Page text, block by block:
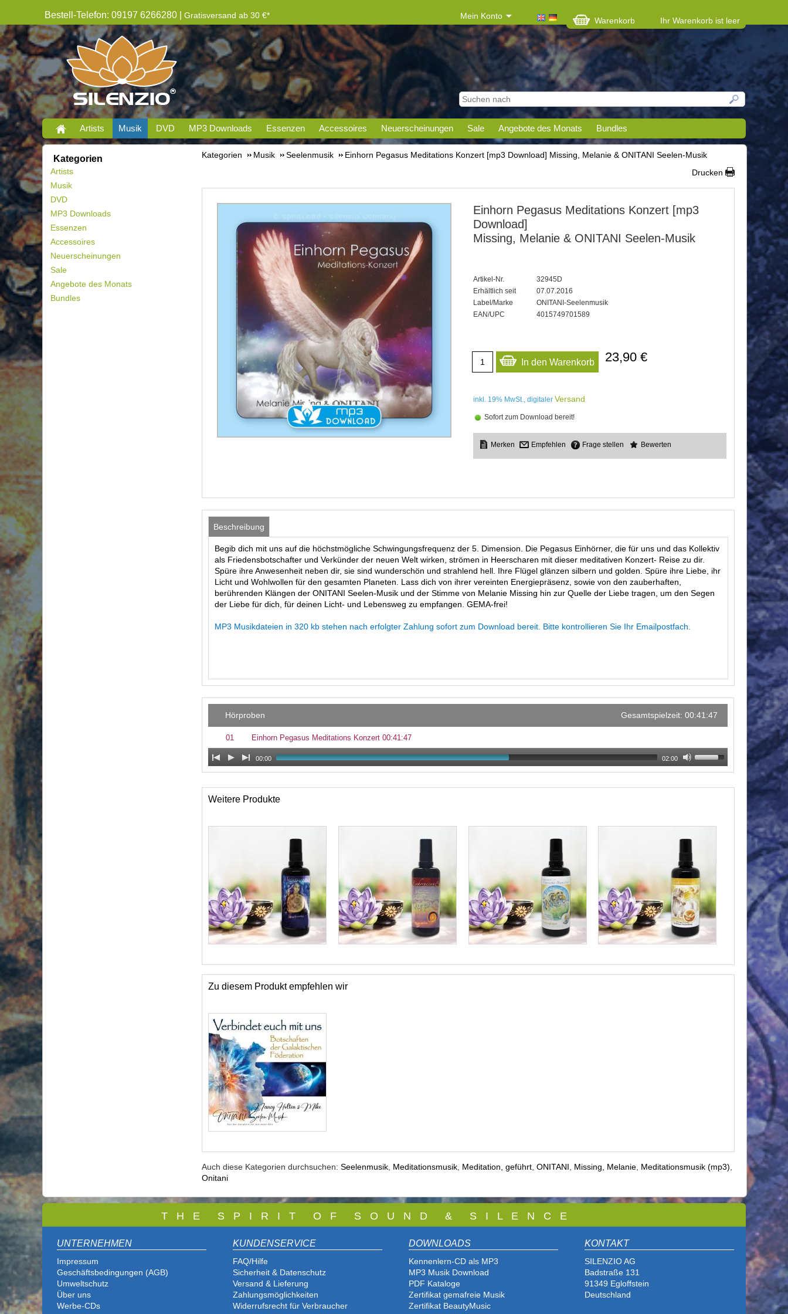
Bestell-Telefon: 09197 6266280 | Gratisversand ab 30 €* Mein Konto Warenkorb Ihr Warenkorb ist leer
Artists Musik DVD MP3 Downloads Essenzen Accessoires Neuerscheinungen Sale Angebote des Monats Bundles
Kategorien
Artists
Musik
DVD
MP3 Downloads
Essenzen
Accessoires
Neuerscheinungen
Sale
Angebote des Monats
Bundles
Kategorien Musik Seelenmusik
Einhorn Pegasus Meditations Konzert [mp3 Download] Missing, Melanie & ONITANI Seelen-Musik
Drucken
Einhorn Pegasus Meditations Konzert [mp3
Download]
Missing, Melanie & ONITANI Seelen-Musik
Artikel-Nr.
32945D
Erhältlich seit
07.07.2016
Label/Marke
ONITANI-Seelenmusik
EAN/UPC
4015749701589
In den Warenkorb 23,90 €
inkl. 19% MwSt., digitaler Versand
Sofort zum Download bereit!
Empfehlen Frage stellen Bewerten
Beschreibung
Begib dich mit uns auf die höchstmögliche Schwingungsfrequenz der 5. Dimension. Die Pegasus Einhörner, die für uns und das Kollektiv
als Friedensbotschafter und Verkünder der neuen Welt wirken, strömen in Heerscharen mit dieser meditativen Konzert- Reise zu dir.
Spüre ihre Anwesenheit neben dir, sie sind wunderschön und strahlend hell. Ihre Flügel glänzen silbern und golden. Spüre ihre Liebe, ihr
Licht und Wohlwollen für den gesamten Planeten. Lass dich von ihrer vereinten Energiepräsenz, sowie von den zauberhaften,
berührenden Klängen der ONITANI Seelen-Musik und der Stimme von Melanie Missing hin zur Quelle der Liebe tragen, um den Segen
der Liebe für dich, für deinen Licht- und Lebensweg zu empfangen. GEMA-frei!
MP3 Musikdateien in 320 kb stehen nach erfolgter Zahlung sofort zum Download bereit. Bitte kontrollieren Sie Ihr Emailpostfach.
Hörproben Gesamtspielzeit: 00:41:47
01 Einhorn Pegasus Meditations Konzert 00:41:47
00:00 02:00
Weitere Produkte
Zu diesem Produkt empfehlen wir
Auch diese Kategorien durchsuchen: Seelenmusik Meditationsmusik Meditation, geführt ONITANI Missing, Melanie Meditationsmusik (mp3)
Onitani
T H E S P I R I T O F S O U N D & S I L E N C E
UNTERNEHMEN
Impressum
Geschäftsbedingungen (AGB)
Umweltschutz
Über uns
Werbe-CDs
KUNDENSERVICE
FAQ/Hilfe
Sicherheit & Datenschutz
Versand & Lieferung
Zahlungsmöglichkeiten
Widerrufsrecht für Verbraucher
DOWNLOADS
Kennenlern-CD als MP3
MP3 Musik Download
PDF Kataloge
Zertifikat gemafreie Musik
Zertifikat BeautyMusic
KONTAKT
SILENZIO AG
Badstraße 131
91349 Egloffstein
Deutschland